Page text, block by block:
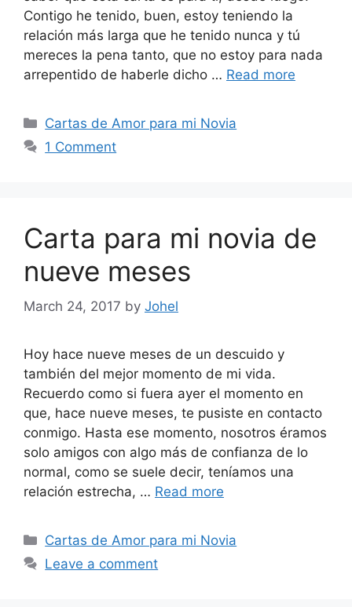
Contigo he tenido, buen, estoy teniendo la
relación más larga que he tenido nunca y tú
mereces la pena tanto, que no estoy para nada
arrepentido de haberle dicho … Read more
Categories
Cartas de Amor para mi Novia
1 Comment
Carta para mi novia de
nueve meses
March 24, 2017 by Johel
Hoy hace nueve meses de un descuido y
también del mejor momento de mi vida.
Recuerdo como si fuera ayer el momento en
que, hace nueve meses, te pusiste en contacto
conmigo. Hasta ese momento, nosotros éramos
solo amigos con algo más de confianza de lo
normal, como se suele decir, teníamos una
relación estrecha, … Read more
Categories
Cartas de Amor para mi Novia
Leave a comment